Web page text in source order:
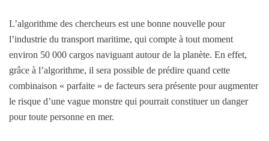
L’algorithme des chercheurs est une bonne nouvelle pour
l’industrie du transport maritime, qui compte à tout moment
environ 50 000 cargos naviguant autour de la planète. En effet,
grâce à l’algorithme, il sera possible de prédire quand cette
combinaison « parfaite » de facteurs sera présente pour augmenter
le risque d’une vague monstre qui pourrait constituer un danger
pour toute personne en mer.